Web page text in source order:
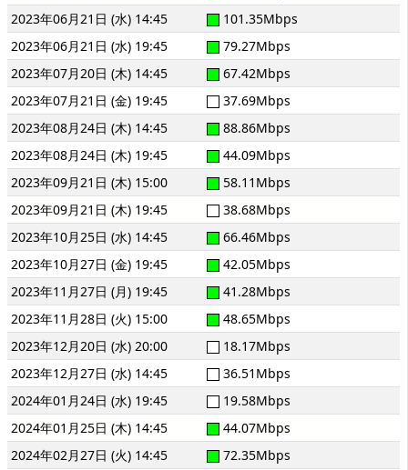
2023年06月21日 (水) 14:45
101.35Mbps
2023年06月21日 (水) 19:45
79.27Mbps
2023年07月20日 (木) 14:45
67.42Mbps
2023年07月21日 (金) 19:45
37.69Mbps
2023年08月24日 (木) 14:45
88.86Mbps
2023年08月24日 (木) 19:45
44.09Mbps
2023年09月21日 (木) 15:00
58.11Mbps
2023年09月21日 (木) 19:45
38.68Mbps
2023年10月25日 (水) 14:45
66.46Mbps
2023年10月27日 (金) 19:45
42.05Mbps
2023年11月27日 (月) 19:45
41.28Mbps
2023年11月28日 (火) 15:00
48.65Mbps
2023年12月20日 (水) 20:00
18.17Mbps
2023年12月27日 (水) 14:45
36.51Mbps
2024年01月24日 (水) 19:45
19.58Mbps
2024年01月25日 (木) 14:45
44.07Mbps
2024年02月27日 (火) 14:45
72.35Mbps